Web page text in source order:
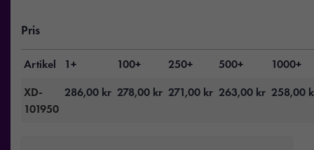
Pris
Artikel 1+ 100+ 250+ 500+
1000+
XD-
101950
286,00 kr 278,00 kr 271,00 kr 263,00 kr 258,00